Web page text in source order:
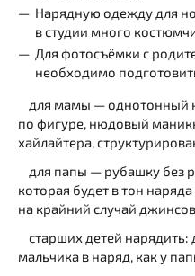
Нарядную одежду для
в студии много
Для фотосъёмки с
необходимо
для мамы — однотонный
по фигуре, нюдовый
хайлайтера,
для папы — рубашку без
которая будет в тон
на крайний случай
старших детей нарядить:
мальчика в наряд, как у